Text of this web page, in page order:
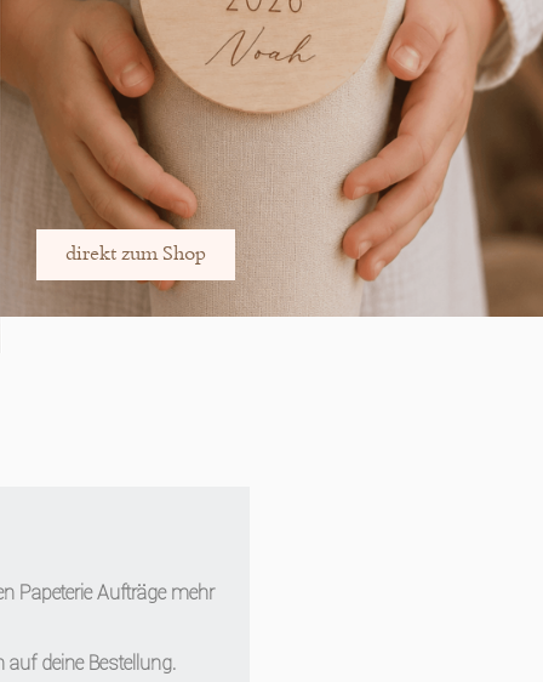
direkt zum Shop
Papeterie Aufträge mehr
deine Bestellung.